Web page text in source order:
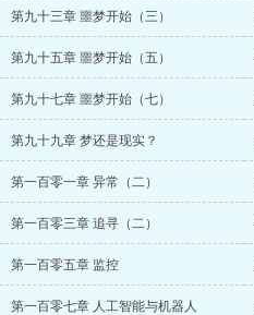
第九十三章 噩梦开始（三）
第九十五章 噩梦开始（五）
第九十七章 噩梦开始（七）
第九十九章 梦还是现实？
第一百零一章 异常（二）
第一百零三章 追寻（二）
第一百零五章 监控
第一百零七章 人工智能与机器人